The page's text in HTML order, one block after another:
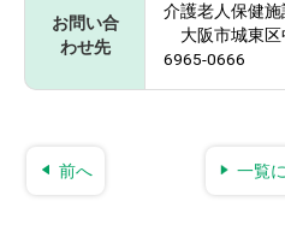
お問い合
わせ先
介護老人保健
大阪市城東区
6965-0666
前へ 一覧